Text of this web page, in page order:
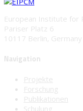
European Institute for
Pariser Platz 6
10117 Berlin, Germany
Navigation
Projekte
Forschung
Publikationen
Schulung